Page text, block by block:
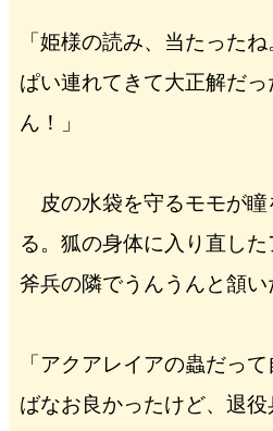
「姫様の読み、当たった
ぱい連れてきて大正解だっ
ん！」
皮の水袋を守るモモが瞳
る。狐の身体に入り直し
斧兵の隣でうんうんと頷い
「アクアレイアの蟲だっ
ばなお良かったけど、退